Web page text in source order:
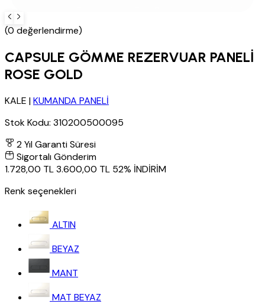
(0 değerlendirme)
CAPSULE GÖMME REZERVUAR PANELİ
ROSE GOLD
KALE |KUMANDA PANELİ
Stok Kodu: 310200500095
2 Yıl Garanti Süresi
Sigortalı Gönderim
1.728,00 TL3.600,00 TL 52% İNDİRİM
Renk seçenekleri
ALTIN
BEYAZ
MANT
MAT BEYAZ